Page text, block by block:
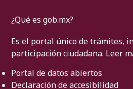
¿Qué es gob.mx?
Es el portal único de trámites,
participación ciudadana. Leer
Portal de datos abiertos
Declaración de accesibilidad